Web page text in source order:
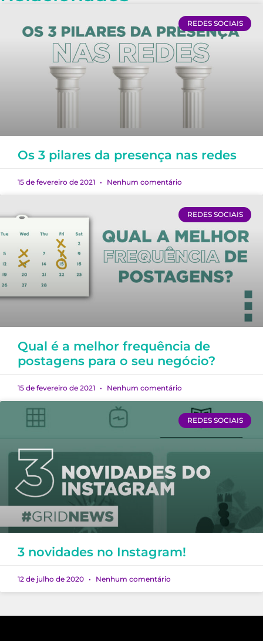
REDES SOCIAIS
Os 3 pilares da presença nas redes
15 de fevereiro de 2021 Nenhum comentário
REDES SOCIAIS
Qual é a melhor frequência de
postagens para o seu negócio?
15 de fevereiro de 2021 Nenhum comentário
REDES SOCIAIS
3 novidades no Instagram!
12 de julho de 2020 Nenhum comentário